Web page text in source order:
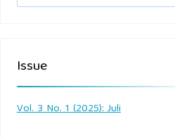
Syafriadi ( 2021). Analisis
Issue
Vol. 3 No. 1 (2025): Juli